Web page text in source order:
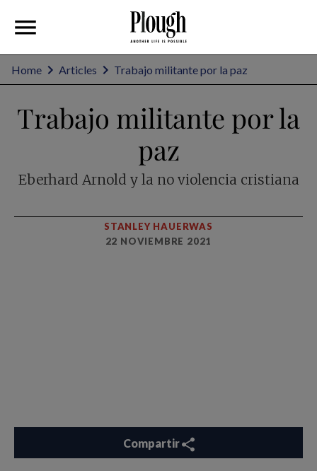
Home Articles Trabajo militante por la paz
Trabajo militante por la
paz
Eberhard Arnold y la no violencia cristiana
STANLEY HAUERWAS
22 NOVIEMBRE 2021
Compartir